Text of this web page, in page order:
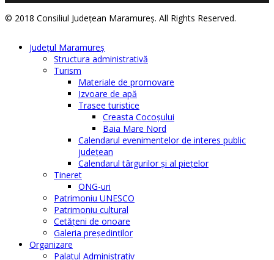
© 2018 Consiliul Judeţean Maramureş. All Rights Reserved.
Judeţul Maramureş
Structura administrativă
Turism
Materiale de promovare
Izvoare de apă
Trasee turistice
Creasta Cocoșului
Baia Mare Nord
Calendarul evenimentelor de interes public
judeţean
Calendarul târgurilor şi al pieţelor
Tineret
ONG-uri
Patrimoniu UNESCO
Patrimoniu cultural
Cetăţeni de onoare
Galeria președinților
Organizare
Palatul Administrativ